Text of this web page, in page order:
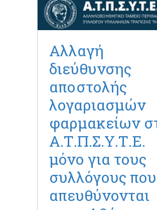
Αλλαγή
διεύθυνσης
αποστολής
λογαριασμών
φαρμακείων
Α.Τ.Π.Σ.Υ.Τ.Ε.
μόνο για τους
συλλόγους που
απευθύνονται